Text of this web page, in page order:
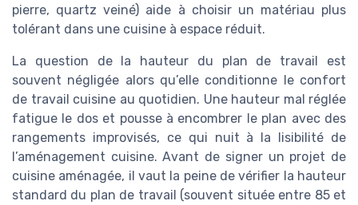
pierre, quartz veiné) aide à choisir un matériau plus
tolérant dans une cuisine à espace réduit.
La question de la hauteur du plan de travail est
souvent négligée alors qu’elle conditionne le confort
de travail cuisine au quotidien. Une hauteur mal réglée
fatigue le dos et pousse à encombrer le plan avec des
rangements improvisés, ce qui nuit à la lisibilité de
l’aménagement cuisine. Avant de signer un projet de
cuisine aménagée, il vaut la peine de vérifier la hauteur
standard du plan de travail (souvent située entre 85 et